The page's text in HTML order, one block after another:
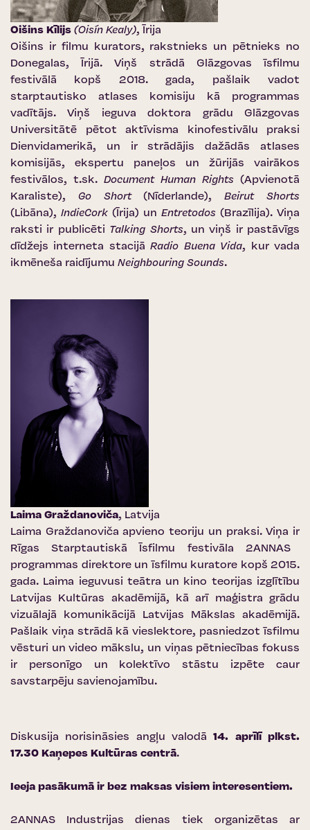
Oišins Kīlijs (Oisín Kealy), Īrija
Oišins ir filmu kurators, rakstnieks un pētnieks no
Donegalas, Īrijā. Viņš strādā Glāzgovas īsfilmu
festivālā kopš 2018. gada, pašlaik vadot
starptautisko atlases komisiju kā programmas
vadītājs. Viņš ieguva doktora grādu Glāzgovas
Universitātē pētot aktīvisma kinofestivālu praksi
Dienvidamerikā, un ir strādājis dažādās atlases
komisijās, ekspertu paneļos un žūrijās vairākos
festivālos, t.sk. Document Human Rights (Apvienotā
Karaliste), Go Short(Nīderlande),Beirut Shorts
(Libāna), IndieCork (Īrija) un Entretodos (Brazīlija). Viņa
raksti ir publicēti Talking Shorts, un viņš ir pastāvīgs
dīdžejs interneta stacijāRadio Buena Vida, kur vada
ikmēneša raidījumu Neighbouring Sounds.
Laima Graždanoviča, Latvija
Laima Graždanoviča apvieno teoriju un praksi. Viņa ir
Rīgas Starptautiskā Īsfilmu festivāla 2ANNAS
programmas direktore un īsfilmu kuratore kopš 2015.
gada. Laima ieguvusi teātra un kino teorijas izglītību
Latvijas Kultūras akadēmijā, kā arī maģistra grādu
vizuālajā komunikācijā Latvijas Mākslas akadēmijā.
Pašlaik viņa strādā kā vieslektore, pasniedzot īsfilmu
vēsturi un video mākslu, un viņas pētniecības fokuss
ir personīgo un kolektīvo stāstu izpēte caur
savstarpēju savienojamību.
Diskusija norisināsies angļu valodā14. aprīlī plkst.
17.30 Kaņepes Kultūras centrā.
Ieeja pasākumā ir bez maksas visiem interesentiem.
2ANNAS Industrijas dienas tiek organizētas ar